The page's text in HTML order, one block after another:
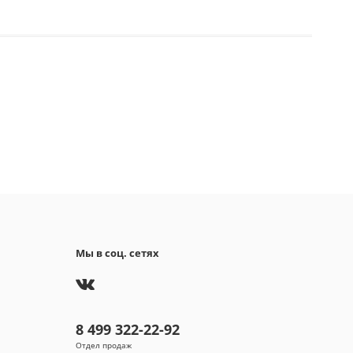
Мы в соц. сетях
8 499 322-22-92
Отдел продаж